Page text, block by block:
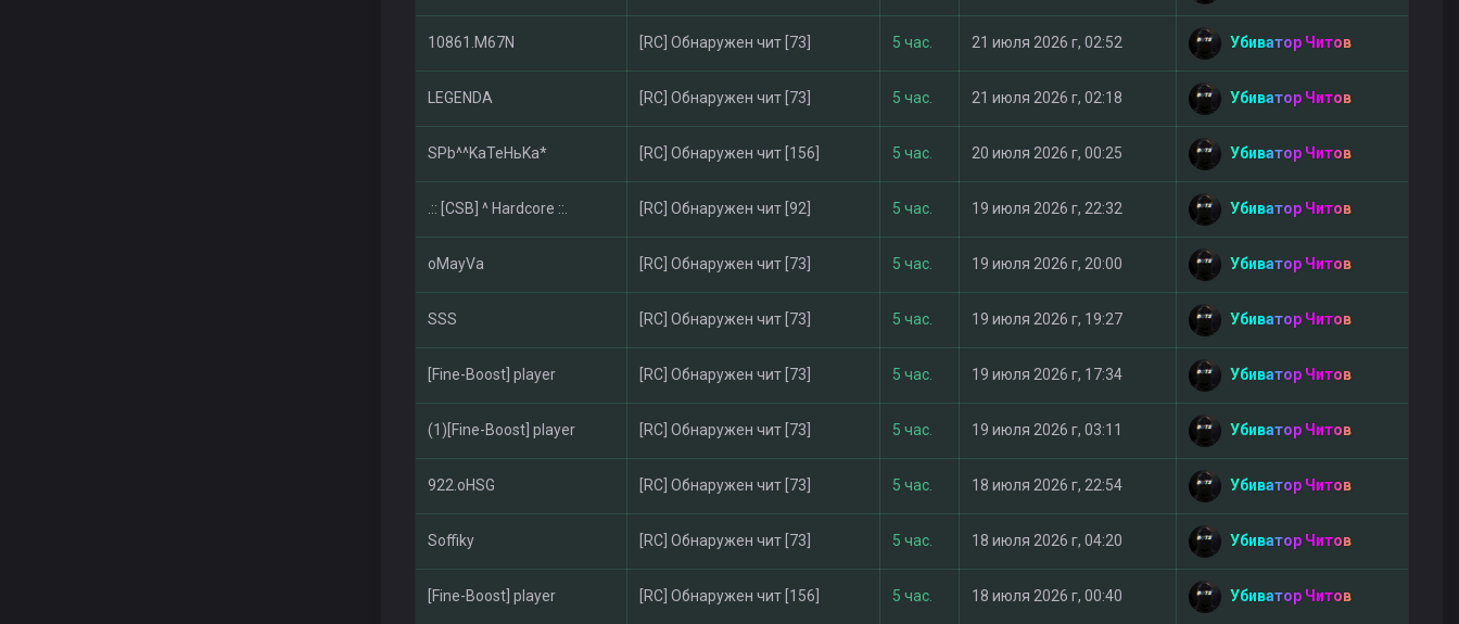
10861.M67N [RC] Обнаружен чит [73] 5 час. 21 июля 2026 г, 02:52 Убиватор Читов
LEGENDA [RC] Обнаружен чит [73] 5 час. 21 июля 2026 г, 02:18 Убиватор Читов
SPb^^KaTeHьKa* [RC] Обнаружен чит [156] 5 час. 20 июля 2026 г, 00:25 Убиватор Читов
.:: [CSB] ^ Hardcore ::. [RC] Обнаружен чит [92] 5 час. 19 июля 2026 г, 22:32 Убиватор Читов
oMayVa [RC] Обнаружен чит [73] 5 час. 19 июля 2026 г, 20:00 Убиватор Читов
SSS [RC] Обнаружен чит [73] 5 час. 19 июля 2026 г, 19:27 Убиватор Читов
[Fine-Boost] player [RC] Обнаружен чит [73] 5 час. 19 июля 2026 г, 17:34 Убиватор Читов
(1)[Fine-Boost] player [RC] Обнаружен чит [73] 5 час. 19 июля 2026 г, 03:11 Убиватор Читов
922.oHSG [RC] Обнаружен чит [73] 5 час. 18 июля 2026 г, 22:54 Убиватор Читов
Soffiky [RC] Обнаружен чит [73] 5 час. 18 июля 2026 г, 04:20 Убиватор Читов
[Fine-Boost] player [RC] Обнаружен чит [156] 5 час. 18 июля 2026 г, 00:40 Убиватор Читов